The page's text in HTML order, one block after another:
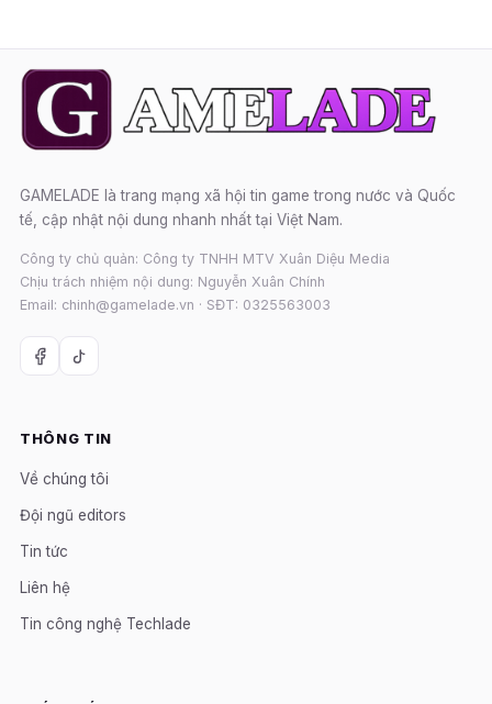
GAMELADE là trang mạng xã hội tin game trong nước và Quốc
tế, cập nhật nội dung nhanh nhất tại Việt Nam.
Công ty chủ quản: Công ty TNHH MTV Xuân Diệu Media
Chịu trách nhiệm nội dung: Nguyễn Xuân Chính
Email: chinh@gamelade.vn · SĐT: 0325563003
THÔNG TIN
Về chúng tôi
Đội ngũ editors
Tin tức
Liên hệ
Tin công nghệ Techlade